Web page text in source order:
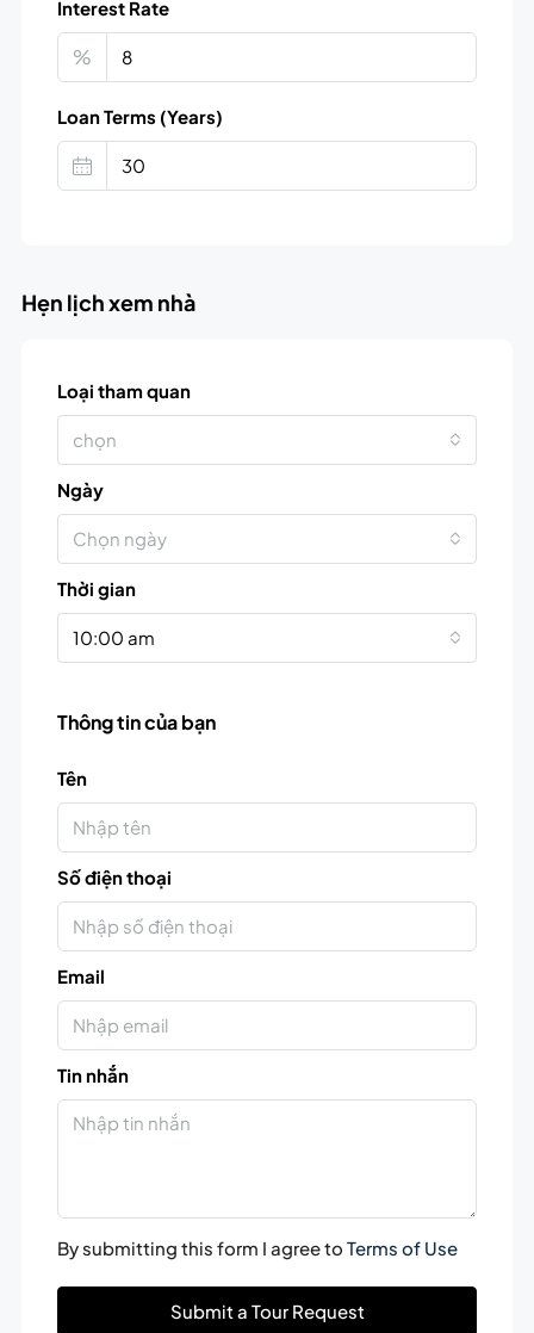
Interest Rate
%
Loan Terms (Years)
Hẹn lịch xem nhà
Loại tham quan
chọn
Ngày
Chọn ngày
Thời gian
10:00 am
Thông tin của bạn
Tên
Số điện thoại
Email
Tin nhắn
By submitting this form I agree to Terms of Use
Submit a Tour Request